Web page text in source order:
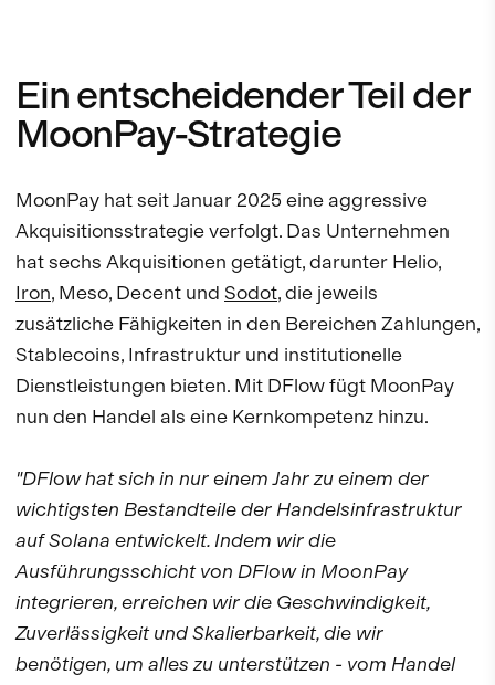
Ein entscheidender Teil der
MoonPay-Strategie
MoonPay hat seit Januar 2025 eine aggressive
Akquisitionsstrategie verfolgt. Das Unternehmen
hat sechs Akquisitionen getätigt, darunter Helio,
Iron, Meso, Decent und Sodot, die jeweils
zusätzliche Fähigkeiten in den Bereichen Zahlungen,
Stablecoins, Infrastruktur und institutionelle
Dienstleistungen bieten. Mit DFlow fügt MoonPay
nun den Handel als eine Kernkompetenz hinzu.
"DFlow hat sich in nur einem Jahr zu einem der
wichtigsten Bestandteile der Handelsinfrastruktur
auf Solana entwickelt. Indem wir die
Ausführungsschicht von DFlow in MoonPay
integrieren, erreichen wir die Geschwindigkeit,
Zuverlässigkeit und Skalierbarkeit, die wir
benötigen, um alles zu unterstützen - vom Handel